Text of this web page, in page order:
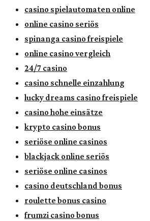
casino spielautomaten online
online casino seriös
spinanga casino freispiele
online casino vergleich
24/7 casino
casino schnelle einzahlung
lucky dreams casino freispiele
casino hohe einsätze
krypto casino bonus
seriöse online casinos
blackjack online seriös
seriöse online casinos
casino deutschland bonus
roulette bonus casino
frumzi casino bonus